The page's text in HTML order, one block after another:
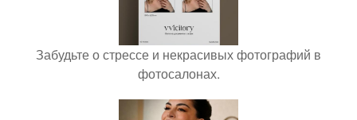
Забудьте о стрессе и некрасивых фотографий в
фотосалонах.